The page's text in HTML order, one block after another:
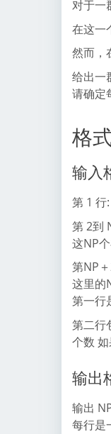
对于一
在这一
然而，
给出一
请确定
格
输入
第 1 行
第 2到
这NP
第NP
这里的
第一行
第二行
个数
输出
输出
每行是